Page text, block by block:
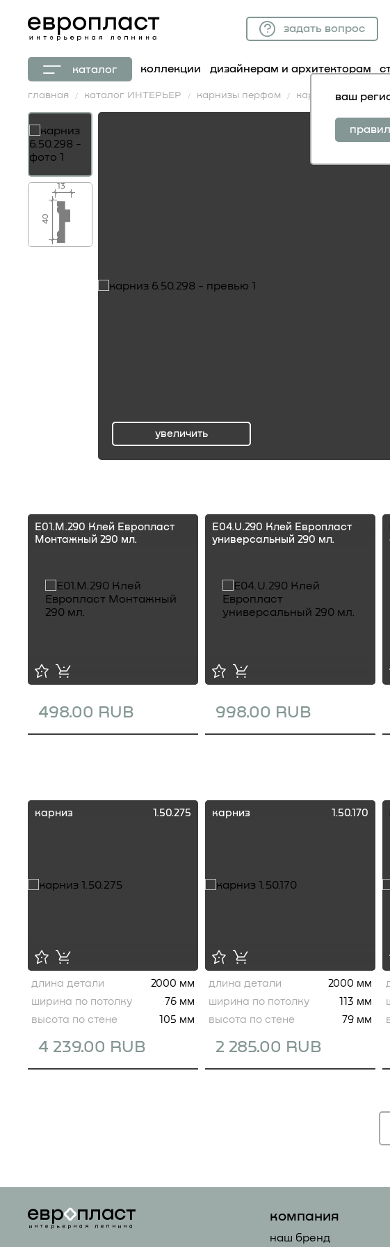
задать вопрос
каталог коллекции дизайнерам и архитекторам
ваш
главная каталог ИНТЕРЬЕР карнизы перфом карниз 6.50.298
увеличить
13
40
E01.M.290 Клей Европласт
Монтажный 290 мл.
498.00 RUB
E04.U.290 Клей Европласт
универсальный 290 мл.
998.00 RUB
карниз 1.50.275
4 239.00 RUB
длина детали
2000 мм
ширина по потолку
76 мм
высота по стене
105 мм
карниз 1.50.170
2 285.00 RUB
длина детали
2000 мм
ширина по потолку
113 мм
высота по стене
79 мм
компания
наш бренд